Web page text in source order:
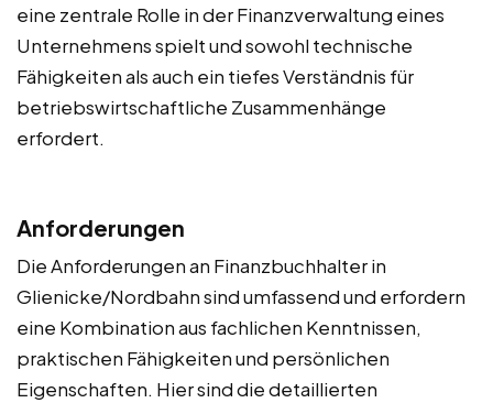
eine zentrale Rolle in der Finanzverwaltung eines
Unternehmens spielt und sowohl technische
Fähigkeiten als auch ein tiefes Verständnis für
betriebswirtschaftliche Zusammenhänge
erfordert.
Anforderungen
Die Anforderungen an Finanzbuchhalter in
Glienicke/Nordbahn sind umfassend und erfordern
eine Kombination aus fachlichen Kenntnissen,
praktischen Fähigkeiten und persönlichen
Eigenschaften. Hier sind die detaillierten